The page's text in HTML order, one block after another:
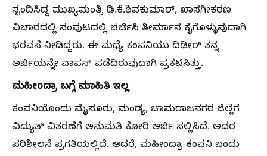
ಸ್ಪಂದಿಸಿದ್ದ ಮುಖ್ಯಮಂತ್ರಿ ಡಿ.ಕೆ.ಶಿವಕುಮಾರ್‌, ಖಾಸಗೀಕರಣ
ವಿಚಾರದಲ್ಲಿ ಸಂಪುಟದಲ್ಲಿ ಚರ್ಚಿಸಿ ತೀರ್ಮಾನ ಕೈಗೊಳ್ಳುವುದಾಗಿ
ಭರವಸೆ ನೀಡಿದ್ದರು. ಈ ಮಧ್ಯೆ ಕಂಪನಿಯು ದಿಢೀರ್‌ ತನ್ನ
ಅರ್ಜಿಯನ್ನೇ ವಾಪಸ್‌ ಪಡೆದಿರುವುದಾಗಿ ಪ್ರಕಟಿಸಿತ್ತು.
ಮಹೀಂದ್ರಾ ಬಗ್ಗೆ ಮಾಹಿತಿ ಇಲ್ಲ
ಕಂಪನಿಯೊಂದು ಮೈಸೂರು, ಮಂಡ್ಯ, ಚಾಮರಾಜನಗರ ಜಿಲ್ಲೆಗೆ
ವಿದ್ಯುತ್‌ ವಿತರಣೆಗೆ ಅನುಮತಿ ಕೋರಿ ಅರ್ಜಿ ಸಲ್ಲಿಸಿದೆ. ಅದರ
ಪರಿಶೀಲನೆ ಪ್ರಗತಿಯಲ್ಲಿದೆ. ಆದರೆ, ಮಹೀಂದ್ರಾ ಕಂಪನಿ ಬಂದು